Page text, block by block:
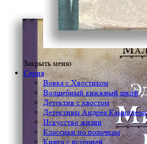
Закрыть меню
Серия
Вовка с Хвостиком
Волшебный книжный шкаф
Детектив с хвостом
Детективы Андреа Камиллери
Искусство жизни
Классики по полочкам
Книга с историей